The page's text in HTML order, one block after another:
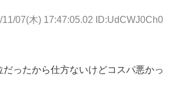
11/07(木) 17:47:05.02 ID:UdCWJ0Ch0
だったから仕方ないけどコスパ悪かっ